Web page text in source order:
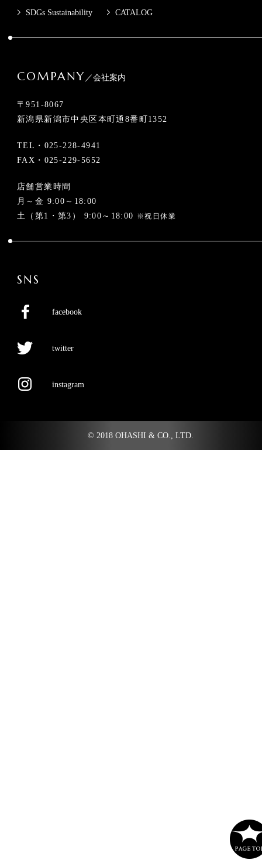
SDGs Sustainability
CATALOG
COMPANY ／会社案内
〒951-8067
新潟県新潟市中央区本町通8番町1352
TEL・ 025-228-4941
FAX・025-229-5652
店舗営業時間
月～金 9:00～18:00
土（第1・第3） 9:00～18:00 ※祝日休業
SNS
facebook
twitter
instagram
© 2018 OHASHI & CO., LTD.